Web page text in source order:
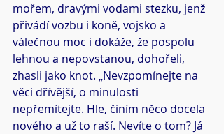
mořem, dravými vodami stezku, jenž
přivádí vozbu i koně, vojsko a
válečnou moc i dokáže, že pospolu
lehnou a nepovstanou, dohořeli,
zhasli jako knot. „Nevzpomínejte na
věci dřívější, o minulosti
nepřemítejte. Hle, činím něco docela
nového a už to raší. Nevíte o tom? Já